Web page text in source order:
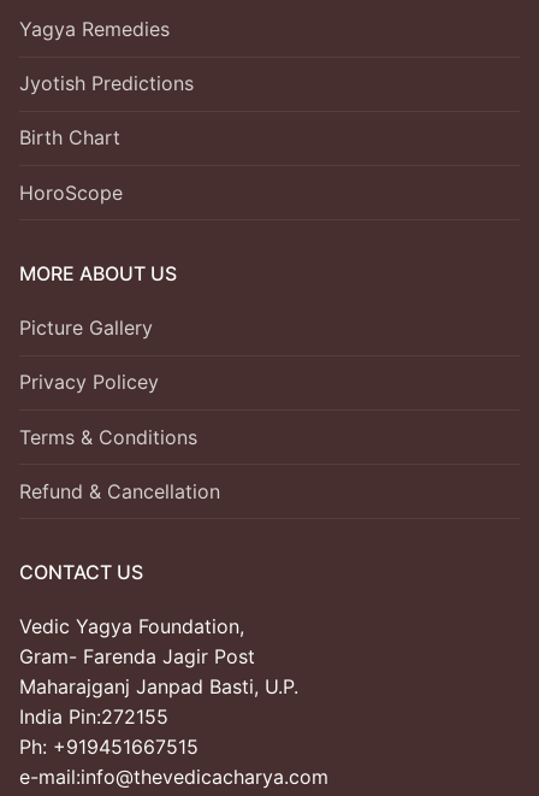
Yagya Remedies
Jyotish Predictions
Birth Chart
HoroScope
MORE ABOUT US
Picture Gallery
Privacy Policey
Terms & Conditions
Refund & Cancellation
CONTACT US
Vedic Yagya Foundation,
Gram- Farenda Jagir Post
Maharajganj Janpad Basti, U.P.
India Pin:272155
Ph: +919451667515
e-mail:info@thevedicacharya.com